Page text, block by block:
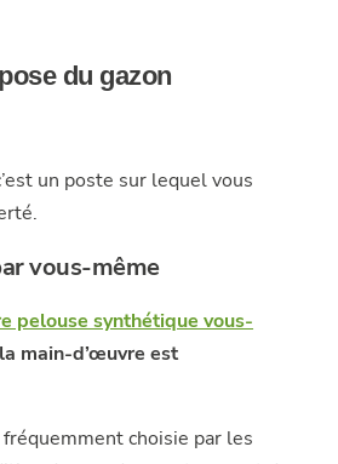
du gazon
un poste sur lequel vous
vous-même
pelouse synthétique vous-
main-d’œuvre est
choisie par les